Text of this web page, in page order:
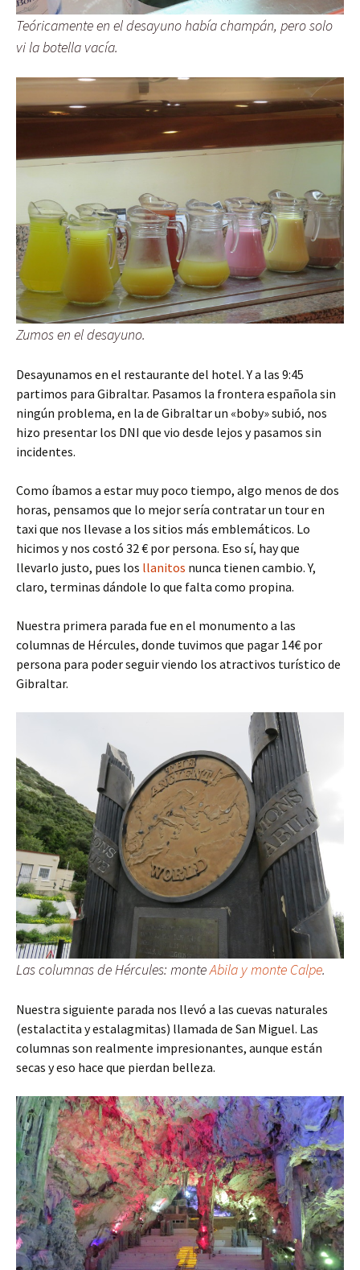
Teóricamente en el desayuno había champán, pero solo
vi la botella vacía.
Zumos en el desayuno.
Desayunamos en el restaurante del hotel. Y a las 9:45
partimos para Gibraltar. Pasamos la frontera española sin
ningún problema, en la de Gibraltar un «boby» subió, nos
hizo presentar los DNI que vio desde lejos y pasamos sin
incidentes.
Como íbamos a estar muy poco tiempo, algo menos de dos
horas, pensamos que lo mejor sería contratar un tour en
taxi que nos llevase a los sitios más emblemáticos. Lo
hicimos y nos costó 32 € por persona. Eso sí, hay que
llevarlo justo, pues los llanitos nunca tienen cambio. Y,
claro, terminas dándole lo que falta como propina.
Nuestra primera parada fue en el monumento a las
columnas de Hércules, donde tuvimos que pagar 14€ por
persona para poder seguir viendo los atractivos turístico de
Gibraltar.
Las columnas de Hércules: monteAbila y monte Calpe.
Nuestra siguiente parada nos llevó a las cuevas naturales
(estalactita y estalagmitas) llamada de San Miguel. Las
columnas son realmente impresionantes, aunque están
secas y eso hace que pierdan belleza.